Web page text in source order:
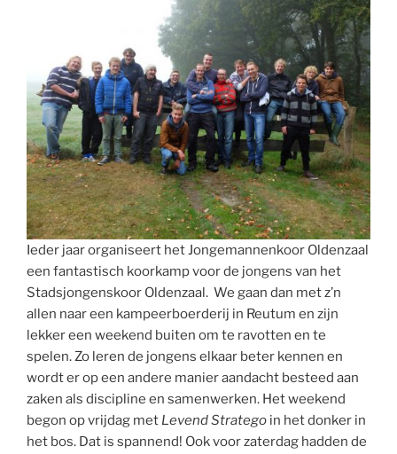
Ieder jaar organiseert het Jongemannenkoor Oldenzaal
een fantastisch koorkamp voor de jongens van het
Stadsjongenskoor Oldenzaal. We gaan dan met z’n
allen naar een kampeerboerderij in Reutum en zijn
lekker een weekend buiten om te ravotten en te
spelen. Zo leren de jongens elkaar beter kennen en
wordt er op een andere manier aandacht besteed aan
zaken als discipline en samenwerken. Het weekend
begon op vrijdag met Levend Stratego in het donker in
het bos. Dat is spannend! Ook voor zaterdag hadden de